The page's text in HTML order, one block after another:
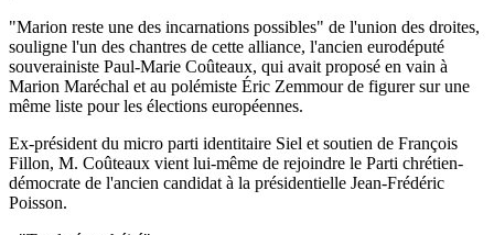
"Marion reste une des incarnations possibles" de l'union des droites,
souligne l'un des chantres de cette alliance, l'ancien eurodéputé
souverainiste Paul-Marie Coûteaux, qui avait proposé en vain à
Marion Maréchal et au polémiste Éric Zemmour de figurer sur une
même liste pour les élections européennes.
Ex-président du micro parti identitaire Siel et soutien de François
Fillon, M. Coûteaux vient lui-même de rejoindre le Parti chrétien-
démocrate de l'ancien candidat à la présidentielle Jean-Frédéric
Poisson.